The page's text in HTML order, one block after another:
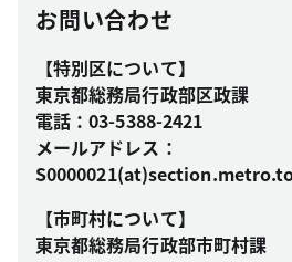
お問い合わせ
【特別区について】
東京都総務局行政部区政課
電話：03-5388-2421
メールアドレス：
【市町村について】
東京都総務局行政部市町村課